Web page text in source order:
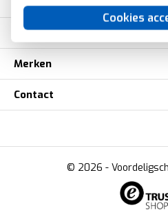
Cookies
Mijn account
Merken
Contact
© 2026 -